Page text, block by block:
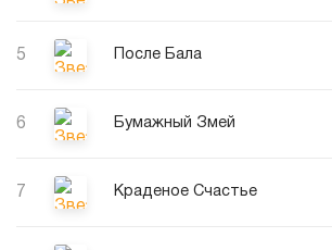
5 После Бала
6 Бумажный Змей
7 Краденое Счастье